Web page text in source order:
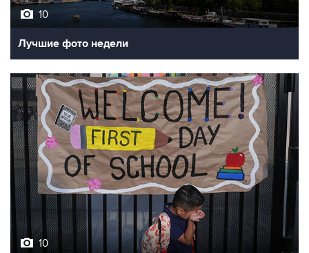
Лучшие фото недели
10
Фотохроника 7 августа